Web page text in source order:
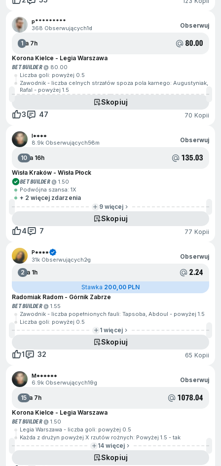
p*********
368 Obserwujących1d Obserwuj
1Za 7h 80.00
Korona Kielce - Legia Warszawa
BET BUILDER@ 80.00
Liczba goli: powyżej 0.5
Zawodnik - liczba celnych strzałów spoza pola karnego: Augustyniak,
Rafal - powyżej 1.5
Skopiuj
3
47 70 Kopii
I****
8.9k Obserwujących58m Obserwuj
10Za 16h 135.03
Wisła Kraków - Wisła Płock
BET BUILDER@ 1.50
Podwójna szansa: 1X
+ 2 więcej zdarzenia
9 więcej
Skopiuj
4
7 77 Kopii
P****
31k Obserwujących2g Obserwuj
2Za 1h 2.24
Stawka 200,00 PLN
Radomiak Radom - Górnik Zabrze
BET BUILDER@ 1.55
Zawodnik - liczba popełnionych fauli: Tapsoba, Abdoul - powyżej 1.5
Liczba goli: powyżej 0.5
1 więcej
Skopiuj
1
32 65 Kopii
M******
6.9k Obserwujących19g Obserwuj
15Za 7h 1078.04
Korona Kielce - Legia Warszawa
BET BUILDER@ 1.50
Legia Warszawa - liczba goli: powyżej 0.5
Każda z drużyn powyżej X rzutów rożnych: Powyżej 1.5 - tak
14 więcej
Skopiuj